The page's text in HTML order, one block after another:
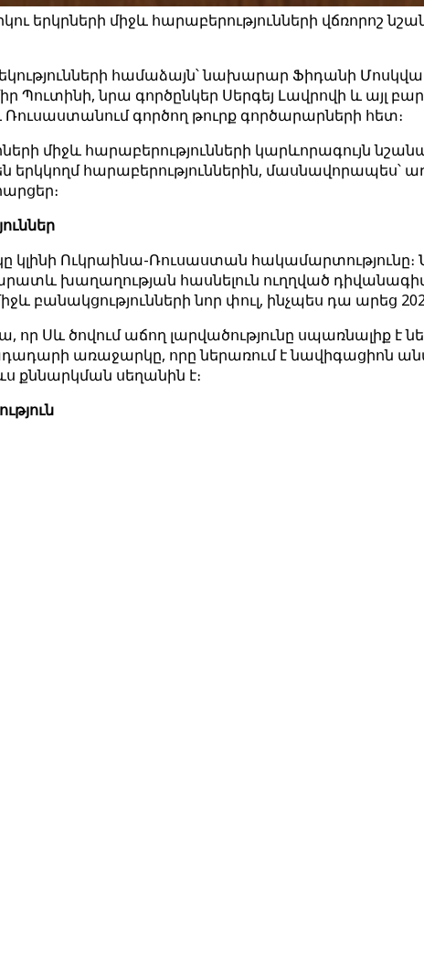
երկրների միջև հարաբերությունների վճռորոշ
համաձայն՝ նախարար Ֆիդանի
նրա գործընկեր Սերգեյ Լավրովի և այլ
գործող թուրք գործարարների հետ։
միջև հարաբերությունների կարևորագույն
հարաբերություններին, մասնավորապես՝
կլինի Ուկրաինա-Ռուսաստան
խաղաղության հասնելուն ուղղված
բանակցությունների նոր փուլ, ինչպես դա արեց
որ Սև ծովում աճող լարվածությունը սպառնալիք
առաջարկը, որը ներառում է նավիգացիոն
քննարկման սեղանին է։